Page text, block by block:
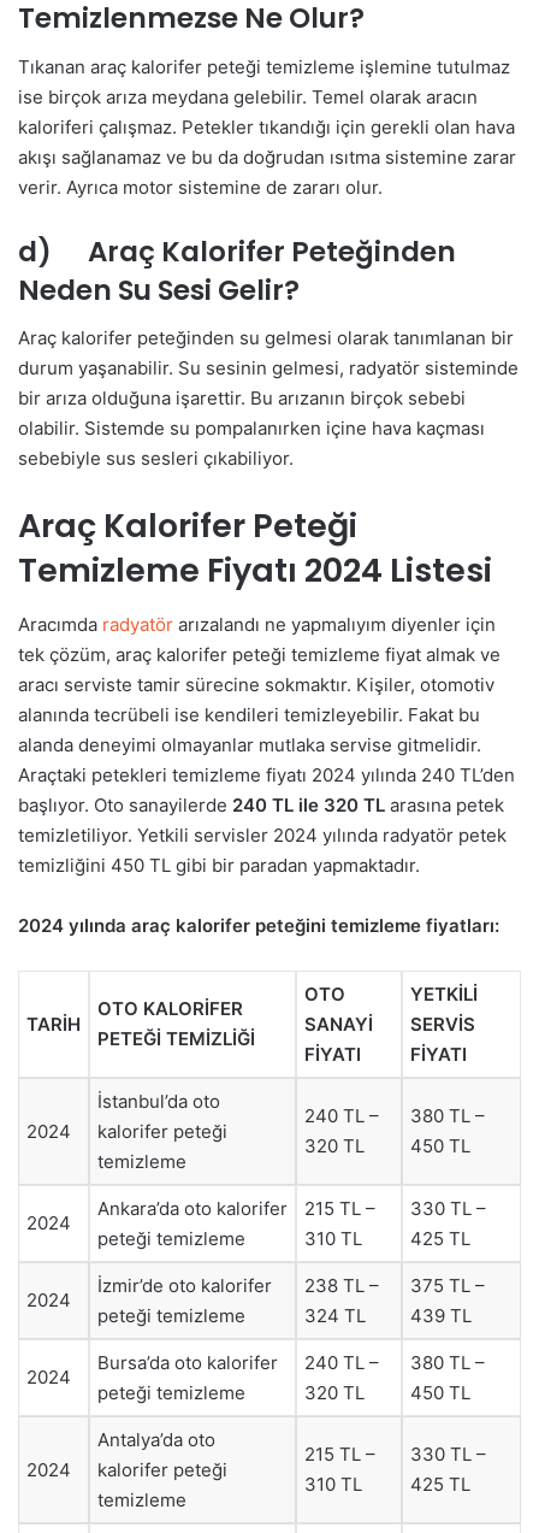
Temizlenmezse Ne Olur?
Tıkanan araç kalorifer peteği temizleme işlemine tutulmaz
ise birçok arıza meydana gelebilir. Temel olarak aracın
kaloriferi çalışmaz. Petekler tıkandığı için gerekli olan hava
akışı sağlanamaz ve bu da doğrudan ısıtma sistemine zarar
verir. Ayrıca motor sistemine de zararı olur.
d) Araç Kalorifer Peteğinden
Neden Su Sesi Gelir?
Araç kalorifer peteğinden su gelmesi olarak tanımlanan bir
durum yaşanabilir. Su sesinin gelmesi, radyatör sisteminde
bir arıza olduğuna işarettir. Bu arızanın birçok sebebi
olabilir. Sistemde su pompalanırken içine hava kaçması
sebebiyle sus sesleri çıkabiliyor.
Araç Kalorifer Peteği
Temizleme Fiyatı 2024 Listesi
Aracımda radyatör arızalandı ne yapmalıyım diyenler için
tek çözüm, araç kalorifer peteği temizleme fiyat almak ve
aracı serviste tamir sürecine sokmaktır. Kişiler, otomotiv
alanında tecrübeli ise kendileri temizleyebilir. Fakat bu
alanda deneyimi olmayanlar mutlaka servise gitmelidir.
Araçtaki petekleri temizleme fiyatı 2024 yılında 240 TL’den
başlıyor. Oto sanayilerde 240 TL ile 320 TL arasına petek
temizletiliyor. Yetkili servisler 2024 yılında radyatör petek
temizliğini 450 TL gibi bir paradan yapmaktadır.
2024 yılında araç kalorifer peteğini temizleme fiyatları:
TARİH
OTO KALORİFER
PETEĞİ TEMİZLİĞİ
OTO
SANAYİ
FİYATI
YETKİLİ
SERVİS
FİYATI
2024
İstanbul’da oto
kalorifer peteği
temizleme
240 TL –
320 TL
380 TL –
450 TL
2024
Ankara’da oto kalorifer
peteği temizleme
215 TL –
310 TL
330 TL –
425 TL
2024
İzmir’de oto kalorifer
peteği temizleme
238 TL –
324 TL
375 TL –
439 TL
2024
Bursa’da oto kalorifer
peteği temizleme
240 TL –
320 TL
380 TL –
450 TL
2024
Antalya’da oto
kalorifer peteği
temizleme
215 TL –
310 TL
330 TL –
425 TL